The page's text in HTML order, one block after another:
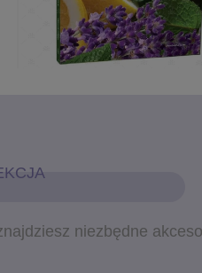
niezbędne